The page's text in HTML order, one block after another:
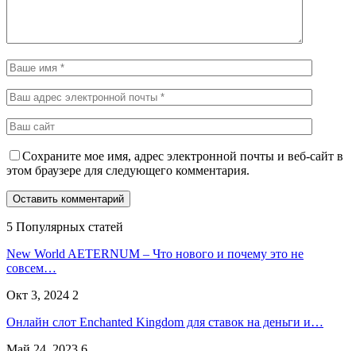
Сохраните мое имя, адрес электронной почты и веб-сайт в
этом браузере для следующего комментария.
5 Популярных статей
New World AETERNUM – Что нового и почему это не
совсем…
Окт 3, 2024 2
Онлайн слот Enchanted Kingdom для ставок на деньги и…